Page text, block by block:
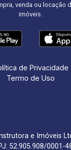
venda ou locação
imóveis.
de Privacidade
Termo de Uso
e Imóveis
52.905.908/0001-